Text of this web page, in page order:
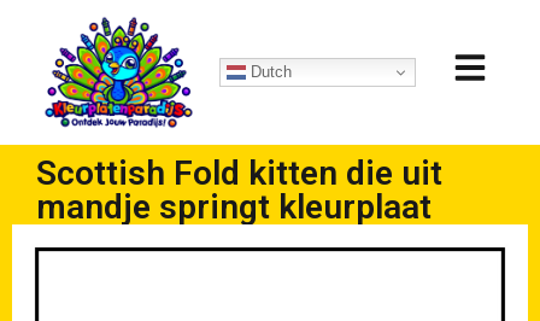
Dutch
Scottish Fold kitten die uit
mandje springt kleurplaat